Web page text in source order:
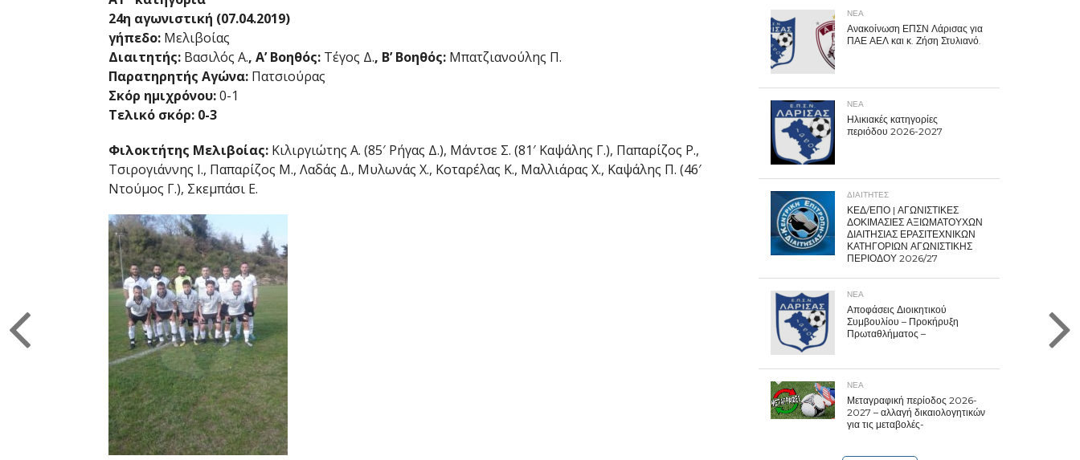
24η αγωνιστική (07.04.2019)
γήπεδο: Μελιβοίας
Διαιτητής: Βασιλός Α., Α’ Βοηθός: Τέγος Δ., Β’ Βοηθός: Μπατζιανούλης Π.
Παρατηρητής Αγώνα: Πατσιούρας
Σκόρ ημιχρόνου:0-1
Τελικό σκόρ: 0-3
Φιλοκτήτης Μελιβοίας:Κιλιργιώτης Α. (85′ Ρήγας Δ.), Μάντσε Σ. (81′ Καψάλης Γ.), Παπαρίζος Ρ.,
Τσιρογιάννης Ι., Παπαρίζος Μ., Λαδάς Δ., Μυλωνάς Χ., Κοταρέλας Κ., Μαλλιάρας Χ., Καψάλης Π. (46′
Ντούμος Γ.), Σκεμπάσι Ε.
ΝΕΑ
Ανακοίνωση ΕΠΣΝ Λάρισας για
ΠΑΕ ΑΕΛ και κ. Ζήση Στυλιανό.
ΝΕΑ
Ηλικιακές κατηγορίες
περιόδου 2026-2027
ΔΙΑΙΤΗΤΕΣ
ΚΕΔ/ΕΠΟ | ΑΓΩΝΙΣΤΙΚΕΣ
ΔΟΚΙΜΑΣΙΕΣ ΑΞΙΩΜΑΤΟΥΧΩΝ
ΔΙΑΙΤΗΣΙΑΣ ΕΡΑΣΙΤΕΧΝΙΚΩΝ
ΚΑΤΗΓΟΡΙΩΝ ΑΓΩΝΙΣΤΙΚΗΣ
ΠΕΡΙΟΔΟΥ 2026/27
ΝΕΑ
Αποφάσεις Διοικητικού
Συμβουλίου – Προκήρυξη
Πρωταθλήματος –
ΝΕΑ
Μεταγραφική περίοδος 2026-
2027 – αλλαγή δικαιολογητικών
για τις μεταβολές-